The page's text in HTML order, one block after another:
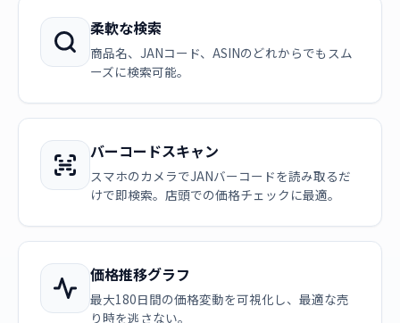
柔軟な検索
商品名、JANコード、ASINのどれからでもスム
ーズに検索可能。
バーコードスキャン
スマホのカメラでJANバーコードを読み取るだ
けで即検索。店頭での価格チェックに最適。
価格推移グラフ
最大180日間の価格変動を可視化し、最適な売
り時を逃さない。